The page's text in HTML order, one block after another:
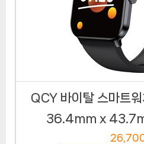
QCY 바이탈 스마트
36.4mm x